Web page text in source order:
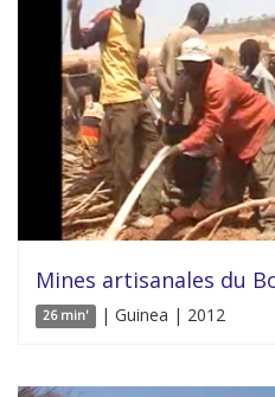
Mines artisanales du
26 min' | Guinea | 2012